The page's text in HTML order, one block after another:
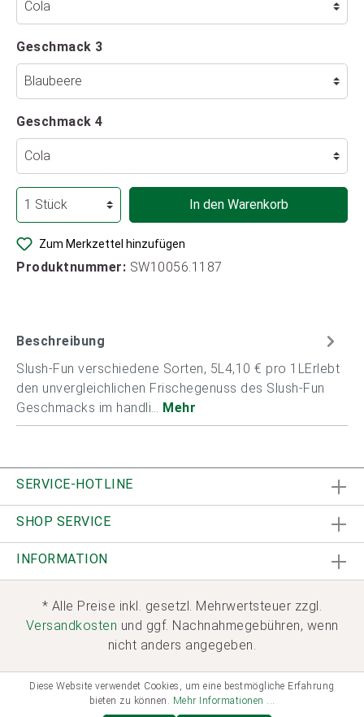
Geschmack 3
Geschmack 4
In den Warenkorb
Zum Merkzettel hinzufügen
Produktnummer: SW10056.1187
Beschreibung
Slush-Fun verschiedene Sorten, 5L4,10 € pro 1LErlebt
den unvergleichlichen Frischegenuss des Slush-Fun
Geschmacks im handli… Mehr
SERVICE-HOTLINE
SHOP SERVICE
INFORMATION
* Alle Preise inkl. gesetzl. Mehrwertsteuer zzgl.
Versandkosten und ggf. Nachnahmegebühren, wenn
nicht anders angegeben.
Diese Website verwendet Cookies, um eine bestmögliche Erfahrung
bieten zu können. Mehr Informationen ...